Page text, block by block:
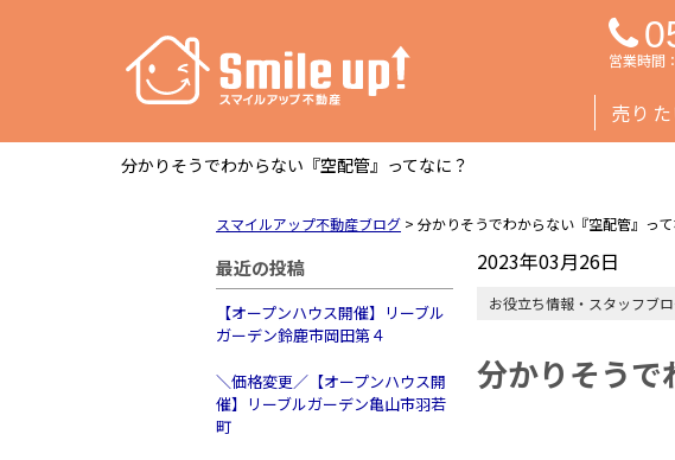
営業時間
売り
分かりそうでわからない『空配管』ってなに？
スマイルアップ不動産ブログ > 分かりそうでわからない『空配管』って
最近の投稿
【オープンハウス開催】リーブル
ガーデン鈴鹿市岡田第４
＼価格変更／【オープンハウス開
催】リーブルガーデン亀山市羽若
町
2023年03月26日
お役立ち情報・スタッフブ
分かりそうで